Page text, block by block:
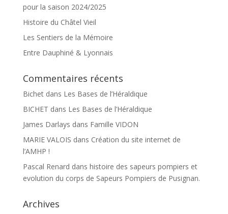
pour la saison 2024/2025
Histoire du Châtel Vieil
Les Sentiers de la Mémoire
Entre Dauphiné & Lyonnais
Commentaires récents
Bichetdans Les Bases de l’Héraldique
BICHET dans Les Bases de l’Héraldique
James Darlays dans Famille VIDON
MARIE VALOIS dans Création du site internet de
l’AMHP !
Pascal Renard dans histoire des sapeurs pompiers et
evolution du corps de Sapeurs Pompiers de Pusignan.
Archives